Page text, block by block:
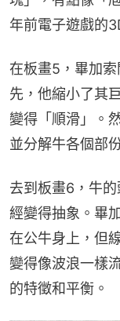
年前電子遊戲的
在板畫5，畢加
先，他縮小了其
變得「順滑」。
並分解牛各個部
去到板畫6，牛
經變得抽象。畢
在公牛身上，但
變得像波浪一樣
的特徵和平衡。